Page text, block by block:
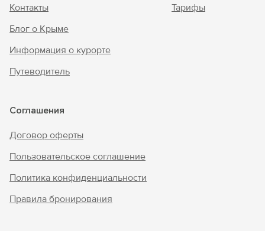
Контакты
Блог о Крыме
Информация о курорте
Путеводитель
Тарифы
Соглашения
Договор оферты
Пользовательское соглашение
Политика конфиденциальности
Правила бронирования